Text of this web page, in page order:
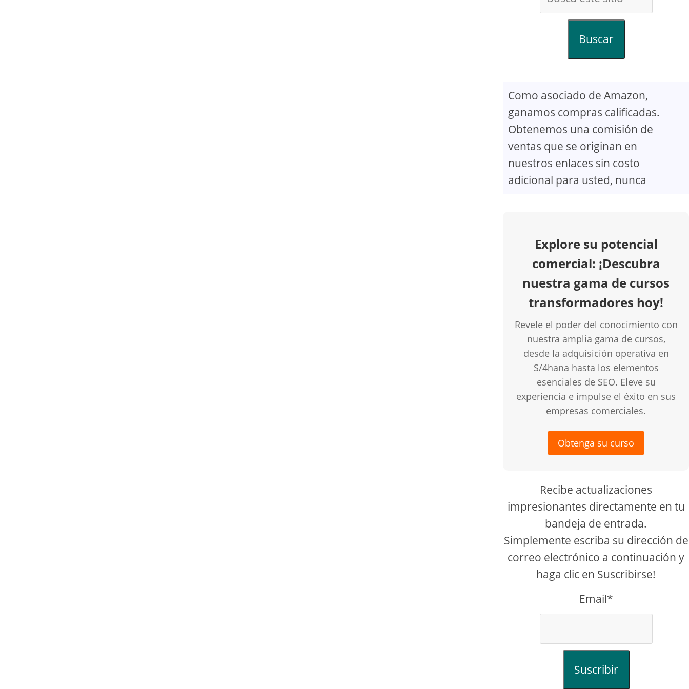
Buscar
Como asociado de Amazon,
ganamos compras calificadas.
Obtenemos una comisión de
ventas que se originan en
nuestros enlaces sin costo
adicional para usted, nunca
Explore su potencial
comercial: ¡Descubra
nuestra gama de cursos
transformadores hoy!
Revele el poder del conocimiento con
nuestra amplia gama de cursos,
desde la adquisición operativa en
S/4hana hasta los elementos
esenciales de SEO. Eleve su
experiencia e impulse el éxito en sus
empresas comerciales.
Obtenga su curso
Recibe actualizaciones
impresionantes directamente en tu
bandeja de entrada.
Simplemente escriba su dirección de
correo electrónico a continuación y
haga clic en Suscribirse!
Email*
Suscribir